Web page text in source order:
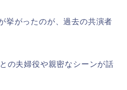
挙がったのが、過去の共演者
の夫婦役や親密なシーンが話